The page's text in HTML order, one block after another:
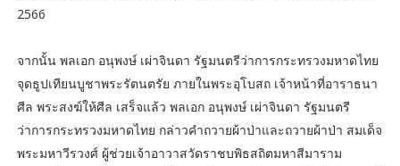
2566
จากนั้น พลเอก อนุพงษ์ เผ่าจินดา รัฐมนตรีว่าการกระทรวงมหาดไทย
จุดธูปเทียนบูชาพระรัตนตรัย ภายในพระอุโบสถ เจ้าหน้าที่อาราธนา
ศีล พระสงฆ์ให้ศีล เสร็จแล้ว พลเอก อนุพงษ์ เผ่าจินดา รัฐมนตรี
ว่าการกระทรวงมหาดไทย กล่าวคำถวายผ้าป่าและถวายผ้าป่า สมเด็จ
พระมหาวีรวงศ์ ผู้ช่วยเจ้าอาวาสวัดราชบพิธสถิตมหาสีมาราม